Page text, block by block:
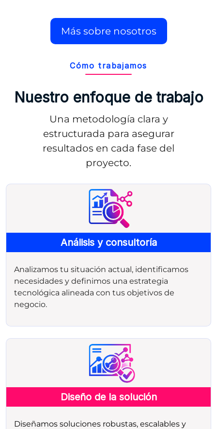
Más sobre nosotros
Cómo trabajamos
Nuestro enfoque de trabajo
Una metodología clara y
estructurada para asegurar
resultados en cada fase del
proyecto.
Análisis y consultoría
Analizamos tu situación actual, identificamos
necesidades y definimos una estrategia
tecnológica alineada con tus objetivos de
negocio.
Diseño de la solución
Diseñamos soluciones robustas, escalables y